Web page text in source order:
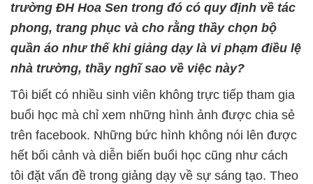
trường ĐH Hoa Sen trong đó có quy định về tác
phong, trang phục và cho rằng thầy chọn bộ
quần áo như thế khi giảng dạy là vi phạm điều lệ
nhà trường, thầy nghĩ sao về việc này?
Tôi biết có nhiều sinh viên không trực tiếp tham gia
buổi học mà chỉ xem những hình ảnh được chia sẻ
trên facebook. Những bức hình không nói lên được
hết bối cảnh và diễn biến buổi học cũng như cách
tôi đặt vấn đề trong giảng dạy về sự sáng tạo. Theo